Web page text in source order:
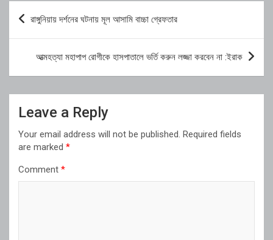
Post
navigation
রাঙ্গুনিয়ায় দর্শনের ঘটনায় মূল আসামি বাচ্চা গ্রেফতার
আত্মহত্যা মহাপাপ রোগীকে হাসপাতালে ভর্তি করুন লজ্জা করবেন না :ইরাক
Leave a Reply
Your email address will not be published. Required fields
are marked *
Comment *